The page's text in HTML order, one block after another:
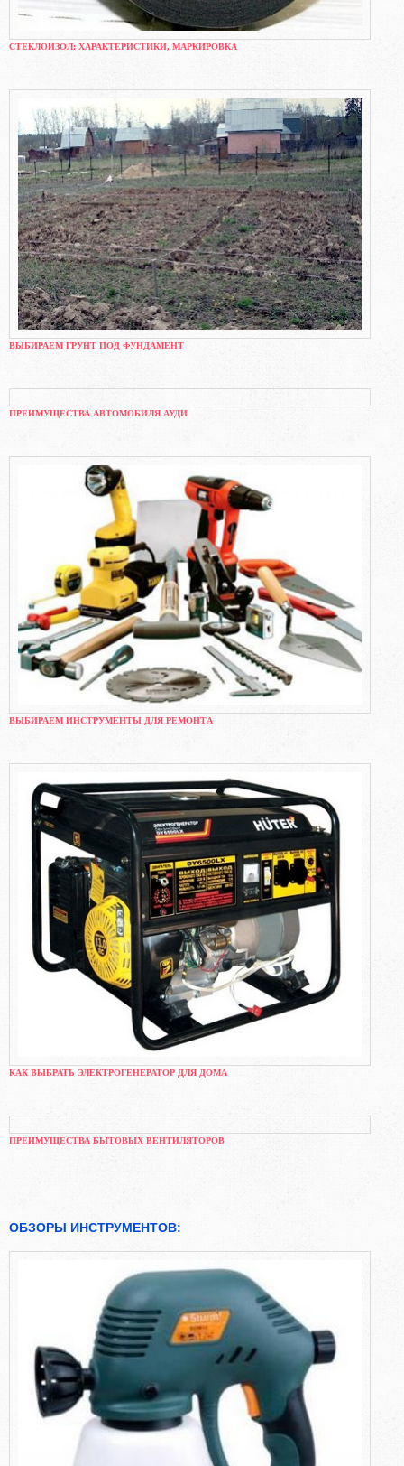
СТЕКЛОИЗОЛ: ХАРАКТЕРИСТИКИ, МАРКИРОВКА
ВЫБИРАЕМ ГРУНТ ПОД ФУНДАМЕНТ
ПРЕИМУЩЕСТВА АВТОМОБИЛЯ АУДИ
ВЫБИРАЕМ ИНСТРУМЕНТЫ ДЛЯ РЕМОНТА
КАК ВЫБРАТЬ ЭЛЕКТРОГЕНЕРАТОР ДЛЯ ДОМА
ПРЕИМУЩЕСТВА БЫТОВЫХ ВЕНТИЛЯТОРОВ
ОБЗОРЫ ИНСТРУМЕНТОВ: